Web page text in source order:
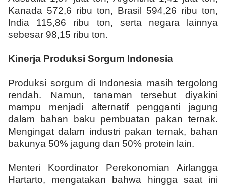
Kanada 572,6 ribu ton, Brasil 594,26 ribu ton,
India 115,86 ribu ton, serta negara lainnya
sebesar 98,15 ribu ton.
Kinerja Produksi Sorgum Indonesia
Produksi sorgum di Indonesia masih tergolong
rendah. Namun, tanaman tersebut diyakini
mampu menjadi alternatif pengganti jagung
dalam bahan baku pembuatan pakan ternak.
Mengingat dalam industri pakan ternak, bahan
bakunya 50% jagung dan 50% protein lain.
Menteri Koordinator Perekonomian Airlangga
Hartarto, mengatakan bahwa hingga saat ini